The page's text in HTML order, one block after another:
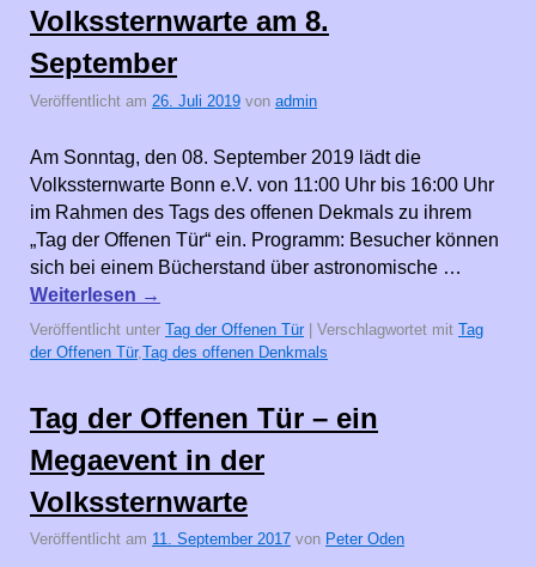
Volkssternwarte am 8.
September
Veröffentlicht am 26. Juli 2019 von admin
Am Sonntag, den 08. September 2019 lädt die
Volkssternwarte Bonn e.V. von 11:00 Uhr bis 16:00 Uhr
im Rahmen des Tags des offenen Dekmals zu ihrem
„Tag der Offenen Tür“ ein. Programm: Besucher können
sich bei einem Bücherstand über astronomische …
Weiterlesen →
Veröffentlicht unter Tag der Offenen Tür | Verschlagwortet mit Tag
der Offenen Tür, Tag des offenen Denkmals
Tag der Offenen Tür – ein
Megaevent in der
Volkssternwarte
Veröffentlicht am 11. September 2017 von Peter Oden